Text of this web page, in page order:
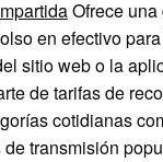
Ofrece
en efectivo
sitio web o la
de tarifas de
cotidianas
transmisión